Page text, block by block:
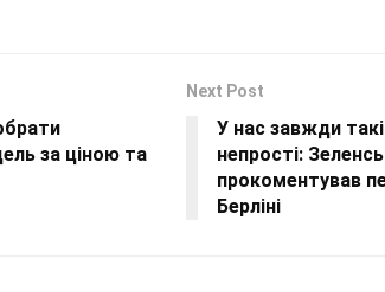
за ціною та
Next Post
У нас завжди
непрості:
прокоментував
Берліні